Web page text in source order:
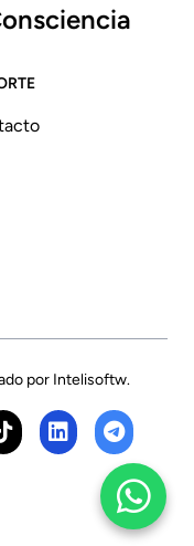
por Intelisoftw.